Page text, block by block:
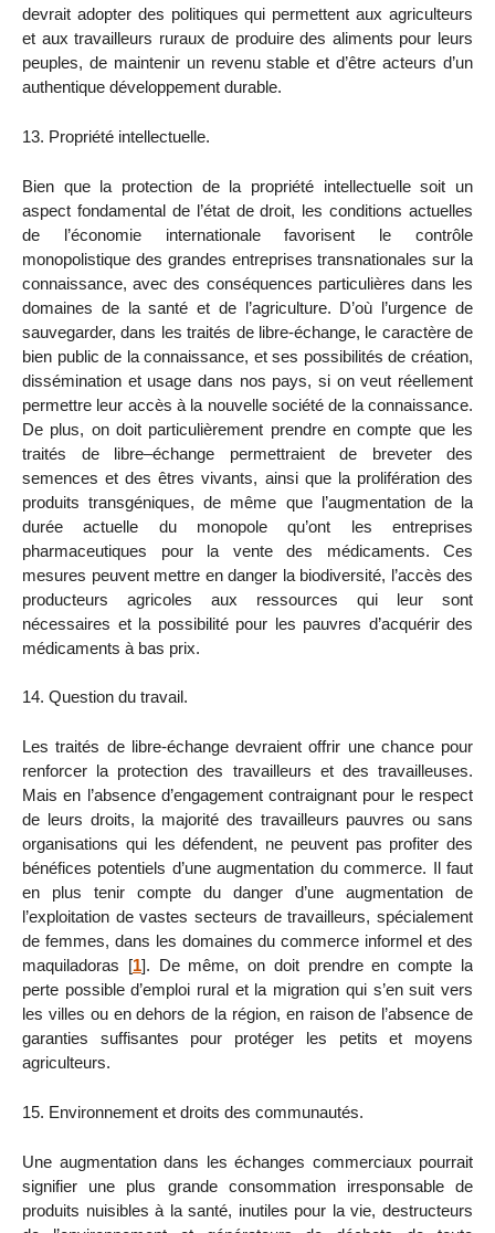
devrait adopter des politiques qui permettent aux agriculteurs
et aux travailleurs ruraux de produire des aliments pour leurs
peuples, de maintenir un revenu stable et d’être acteurs d’un
authentique développement durable.
13. Propriété intellectuelle.
Bien que la protection de la propriété intellectuelle soit un
aspect fondamental de l’état de droit, les conditions actuelles
de l’économie internationale favorisent le contrôle
monopolistique des grandes entreprises transnationales sur la
connaissance, avec des conséquences particulières dans les
domaines de la santé et de l’agriculture. D’où l’urgence de
sauvegarder, dans les traités de libre-échange, le caractère de
bien public de la connaissance, et ses possibilités de création,
dissémination et usage dans nos pays, si on veut réellement
permettre leur accès à la nouvelle société de la connaissance.
De plus, on doit particulièrement prendre en compte que les
traités de libre–échange permettraient de breveter des
semences et des êtres vivants, ainsi que la prolifération des
produits transgéniques, de même que l’augmentation de la
durée actuelle du monopole qu’ont les entreprises
pharmaceutiques pour la vente des médicaments. Ces
mesures peuvent mettre en danger la biodiversité, l’accès des
producteurs agricoles aux ressources qui leur sont
nécessaires et la possibilité pour les pauvres d’acquérir des
médicaments à bas prix.
14. Question du travail.
Les traités de libre-échange devraient offrir une chance pour
renforcer la protection des travailleurs et des travailleuses.
Mais en l’absence d’engagement contraignant pour le respect
de leurs droits, la majorité des travailleurs pauvres ou sans
organisations qui les défendent, ne peuvent pas profiter des
bénéfices potentiels d’une augmentation du commerce. Il faut
en plus tenir compte du danger d’une augmentation de
l’exploitation de vastes secteurs de travailleurs, spécialement
de femmes, dans les domaines du commerce informel et des
maquiladoras [1]. De même, on doit prendre en compte la
perte possible d’emploi rural et la migration qui s’en suit vers
les villes ou en dehors de la région, en raison de l’absence de
garanties suffisantes pour protéger les petits et moyens
agriculteurs.
15. Environnement et droits des communautés.
Une augmentation dans les échanges commerciaux pourrait
signifier une plus grande consommation irresponsable de
produits nuisibles à la santé, inutiles pour la vie, destructeurs